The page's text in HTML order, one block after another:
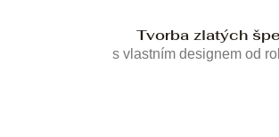
Tvorba zlatých
s vlastním designem od